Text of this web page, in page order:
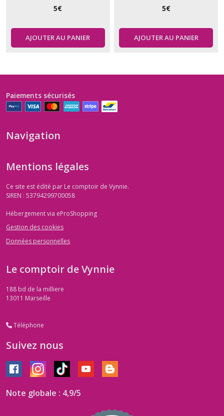
5€
AJOUTER AU PANIER
5€
AJOUTER AU PANIER
Paiements sécurisés
Navigation
Mentions légales
Ce site est édité par Le comptoir de Vynnie.
SIREN : 53794299700058
Hébergement via eProShopping
Gestion des cookies
Données personnelles
Le comptoir de Vynnie
188 bd de la milliere
13011 Marseille
Téléphone
Suivez nous
Note globale : 4,9/5